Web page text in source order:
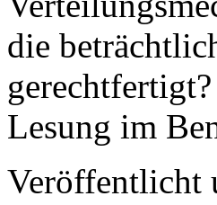
die
Lesung im
Veröffentlicht